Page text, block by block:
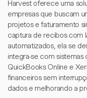
Harvest oferece uma
empresas que buscam
projetos e faturamento
captura de recibos com
automatizados, ela se
integra-se com
QuickBooks Online e
financeiros sem
dados e melhorando a